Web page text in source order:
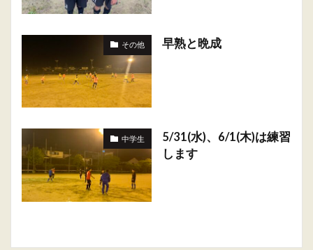
その他 早熟と晩成
中学生
5/31(水)、6/1(木)は練習
します